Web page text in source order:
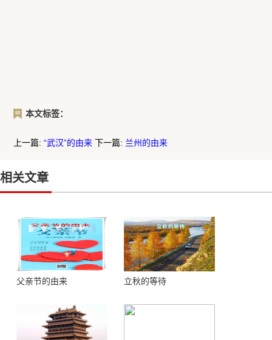
本文标签：
上一篇:“武汉”的由来 下一篇: 兰州的由来
相关文章
父亲节的由来 立秋的等待